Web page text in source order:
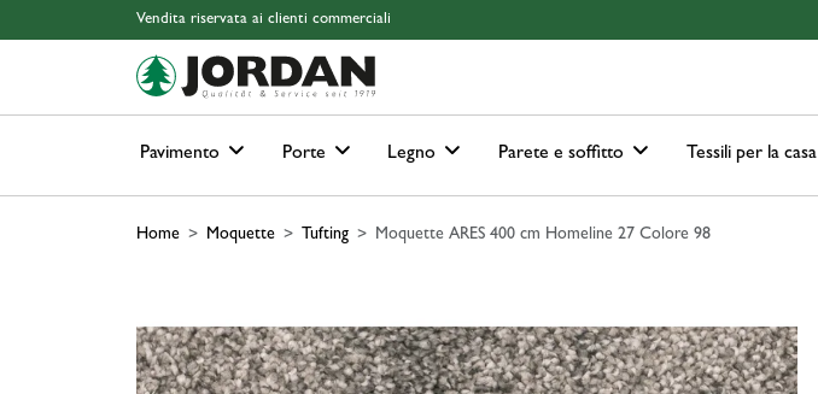
Skip to main content Skip to page header Skip to page footer
Vendita riservata ai clienti commerciali
Pavimento Porte Legno Parete e soffitto Tessili per la casa
Home Moquette Tufting Moquette ARES 400 cm Homeline 27 Colore 98